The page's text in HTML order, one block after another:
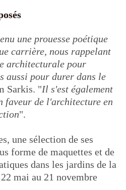
une prouesse poétique
carrière, nous rappelant
architecturale pour
aussi pour durer dans le
Sarkis. "Il s'est également
faveur de l'architecture en
".
une sélection de ses
forme de maquettes et de
dans les jardins de la
mai au 21 novembre